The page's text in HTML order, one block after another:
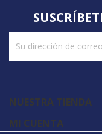
NUESTRA TIENDA
MI CUENTA